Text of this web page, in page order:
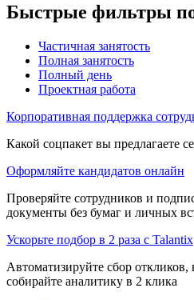
Быстрые фильтры
Частичная занятость
Полная занятость
Полный день
Проектная работа
Корпоративная поддержка
Какой соцпакет вы предлагаете
Оформляйте кандидатов онлайн
Проверяйте сотрудников и
документы без бумаг и личных
Ускорьте подбор в 2 раза с Talantix
Автоматизируйте сбор откликов,
собирайте аналитику в 2 клика